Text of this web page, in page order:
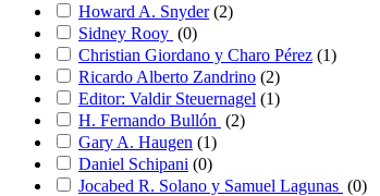
Howard A. Snyder (2)
Sidney Rooy (0)
Christian Giordano y Charo Pérez (1)
Ricardo Alberto Zandrino (2)
Editor: Valdir Steuernagel (1)
H. Fernando Bullón (2)
Gary A. Haugen (1)
Daniel Schipani (0)
Jocabed R. Solano y Samuel Lagunas (0)